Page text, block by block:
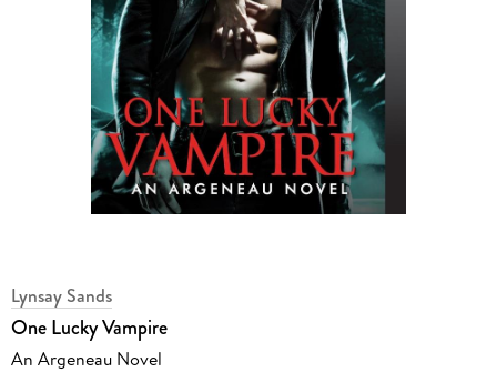
Lynsay Sands
One Lucky Vampire
An Argeneau Novel